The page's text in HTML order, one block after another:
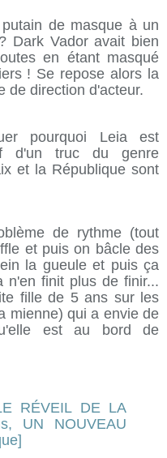
de masque à un
Dark Vador avait bien
en étant masqué
! Se repose alors la
de direction d'acteur.
pourquoi Leia est
d'un truc du genre
et la République sont
de rythme (tout
et puis on bâcle des
la gueule et puis ça
n'en finit plus de finir...
fille de 5 ans sur les
mienne) qui a envie de
est au bord de